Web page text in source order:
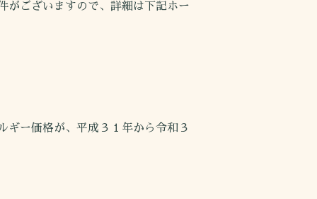
ございますので、詳細は下記ホー
ー価格が、平成３１年から令和３